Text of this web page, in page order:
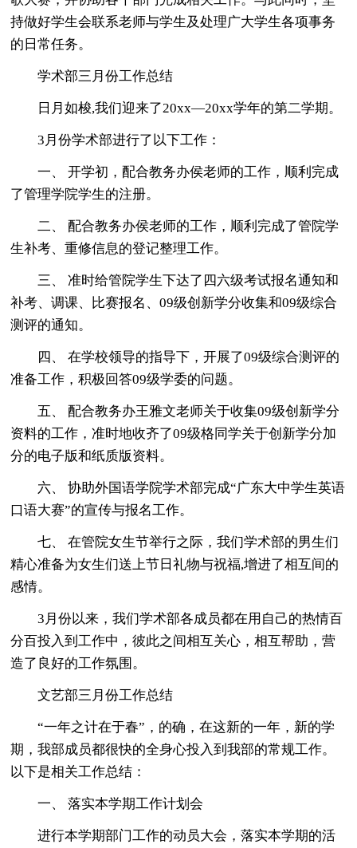
持做好学生会联系老师与学生及处理广大学生各项事务
的日常任务。
学术部三月份工作总结
日月如梭,我们迎来了20xx—20xx学年的第二学期。
3月份学术部进行了以下工作：
一、 开学初，配合教务办侯老师的工作，顺利完成
了管理学院学生的注册。
二、 配合教务办侯老师的工作，顺利完成了管院学
生补考、重修信息的登记整理工作。
三、 准时给管院学生下达了四六级考试报名通知和
补考、调课、比赛报名、09级创新学分收集和09级综合
测评的通知。
四、 在学校领导的指导下，开展了09级综合测评的
准备工作，积极回答09级学委的问题。
五、 配合教务办王雅文老师关于收集09级创新学分
资料的工作，准时地收齐了09级格同学关于创新学分加
分的电子版和纸质版资料。
六、 协助外国语学院学术部完成“广东大中学生英语
口语大赛”的宣传与报名工作。
七、 在管院女生节举行之际，我们学术部的男生们
精心准备为女生们送上节日礼物与祝福,增进了相互间的
感情。
3月份以来，我们学术部各成员都在用自己的热情百
分百投入到工作中，彼此之间相互关心，相互帮助，营
造了良好的工作氛围。
文艺部三月份工作总结
“一年之计在于春”，的确，在这新的一年，新的学
期，我部成员都很快的全身心投入到我部的常规工作。
以下是相关工作总结：
一、 落实本学期工作计划会
进行本学期部门工作的动员大会，落实本学期的活